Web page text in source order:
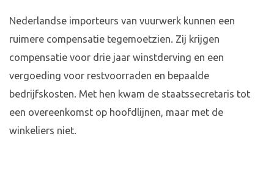
Nederlandse importeurs van vuurwerk kunnen een
ruimere compensatie tegemoetzien. Zij krijgen
compensatie voor drie jaar winstderving en een
vergoeding voor restvoorraden en bepaalde
bedrijfskosten. Met hen kwam de staatssecretaris tot
een overeenkomst op hoofdlijnen, maar met de
winkeliers niet.